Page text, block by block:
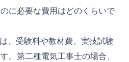
に必要な費用はどのくらいで
、受験料や教材費、実技試験
。第二種電気工事士の場合、